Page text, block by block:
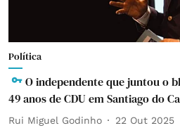
Política
O independente que juntou o
49 anos de CDU em Santiago do
Rui Miguel Godinho 22 Out 2025